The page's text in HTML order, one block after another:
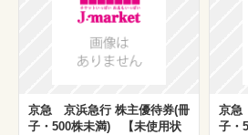
京急 京浜急行 株主優待券(冊
子・500株未満) 【未使用状
京急
子・